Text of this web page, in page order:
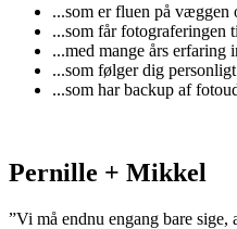
...som er fluen på væggen
...som får fotograferingen
...med mange års erfaring
...som følger dig
...som har backup af
Pernille + Mikkel
”Vi må endnu engang bare sige,